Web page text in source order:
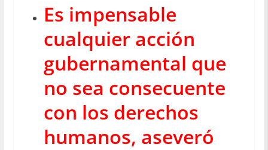
Es impensable
cualquier acción
gubernamental que
no sea consecuente
con los derechos
humanos, aseveró